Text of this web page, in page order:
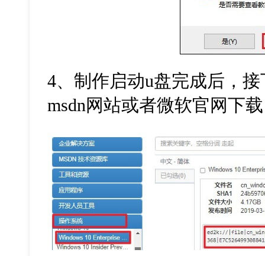
4、制作启动u盘完成后，
msdn 网站或者微软官网下